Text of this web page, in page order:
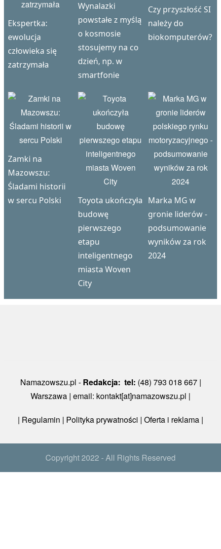
Ekspertka:
ewolucja
człowieka się
zatrzymała
Wynalazki
powstałe z myślą
o kosmosie
stosujemy na co
dzień, np. w
smartfonie
Czy przyszłość SI
należy do
biokomputerów?
Zamki na
Mazowszu:
Śladami historii
w sercu Polski
Toyota ukończyła
budowę
pierwszego
etapu
inteligentnego
miasta Woven
City
Marka MG w
gronie liderów -
podsumowanie
wyników za rok
2024
Namazowszu.pl - Redakcja: tel: (48) 793 018 667 |
Warszawa | email: kontakt[at]namazowszu.pl |
| Regulamin | Polityka prywatności | Oferta i reklama |
Copyright 2022 - All Rights Reserved